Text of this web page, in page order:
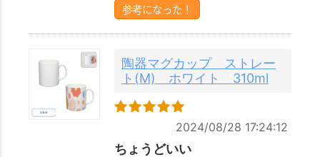
参考になった！
陶器マグカップ ストレー
ト(M) ホワイト 310ml
2024/08/28 17:24:12
ちょうどいい